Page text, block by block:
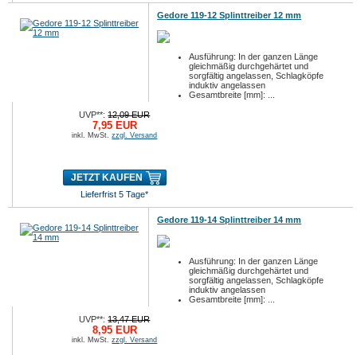
Gedore 119-12 Splinttreiber 12 mm
Ausführung: In der ganzen Länge
gleichmäßig durchgehärtet und
sorgfältig angelassen, Schlagköpfe
induktiv angelassen
Gesamtbreite [mm]: ...
UVP**:12,09 EUR
7,95 EUR
inkl. MwSt.zzgl. Versand
JETZT KAUFEN
Lieferfrist 5 Tage*
Gedore 119-14 Splinttreiber 14 mm
Ausführung: In der ganzen Länge
gleichmäßig durchgehärtet und
sorgfältig angelassen, Schlagköpfe
induktiv angelassen
Gesamtbreite [mm]: ...
UVP**:13,47 EUR
8,95 EUR
inkl. MwSt.zzgl. Versand